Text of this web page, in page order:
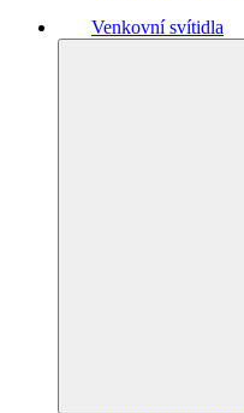
Venkovní svítidla